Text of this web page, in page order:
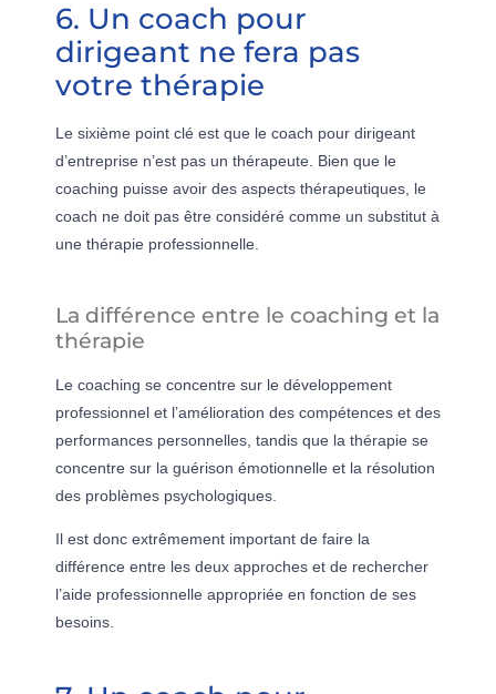
6. Un coach pour
dirigeant ne fera pas
votre thérapie
Le sixième point clé est que le coach pour dirigeant
d’entreprise n’est pas un thérapeute. Bien que le
coaching puisse avoir des aspects thérapeutiques, le
coach ne doit pas être considéré comme un substitut à
une thérapie professionnelle.
La différence entre le coaching et la
thérapie
Le coaching se concentre sur le développement
professionnel et l’amélioration des compétences et des
performances personnelles, tandis que la thérapie se
concentre sur la guérison émotionnelle et la résolution
des problèmes psychologiques.
Il est donc extrêmement important de faire la
différence entre les deux approches et de rechercher
l’aide professionnelle appropriée en fonction de ses
besoins.